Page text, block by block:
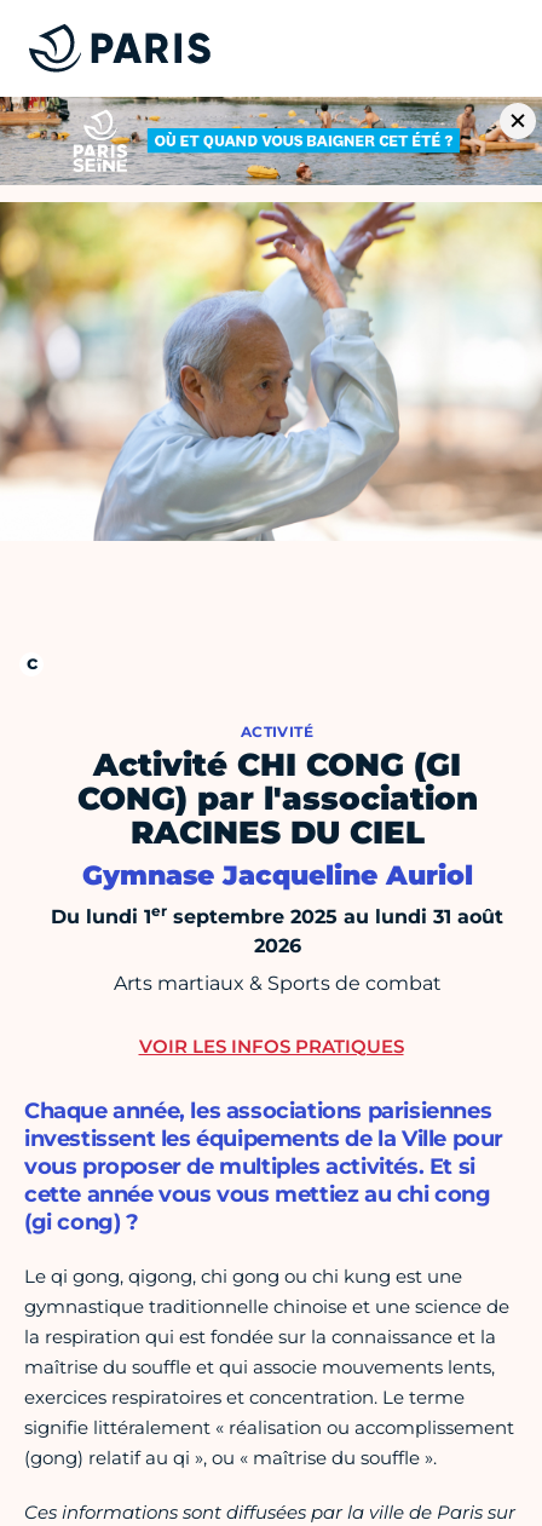
ACTIVITÉ
Activité CHI CONG (GI
CONG) par l'association
RACINES DU CIEL
Gymnase Jacqueline Auriol
Du lundi 1er septembre 2025 au lundi 31 août
2026
Arts martiaux & Sports de combat
Chaque année, les associations parisiennes
investissent les équipements de la Ville pour
vous proposer de multiples activités. Et si
cette année vous vous mettiez au chi cong
(gi cong) ?
Le qi gong, qigong, chi gong ou chi kung est une
gymnastique traditionnelle chinoise et une science de
la respiration qui est fondée sur la connaissance et la
maîtrise du souffle et qui associe mouvements lents,
exercices respiratoires et concentration. Le terme
signifie littéralement « réalisation ou accomplissement
(gong) relatif au qi », ou « maîtrise du souffle ».
Ces informations sont diffusées par la ville de Paris sur
VOIR LES INFOS PRATIQUES